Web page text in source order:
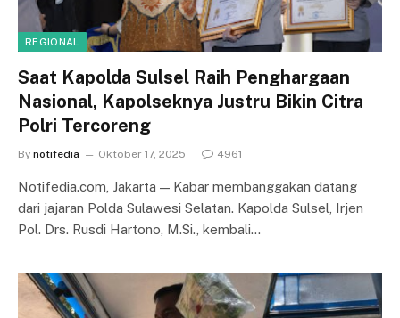
REGIONAL
Saat Kapolda Sulsel Raih Penghargaan
Nasional, Kapolseknya Justru Bikin Citra
Polri Tercoreng
By notifedia Oktober 17, 2025 4961
Notifedia.com, Jakarta — Kabar membanggakan datang
dari jajaran Polda Sulawesi Selatan. Kapolda Sulsel, Irjen
Pol. Drs. Rusdi Hartono, M.Si., kembali…